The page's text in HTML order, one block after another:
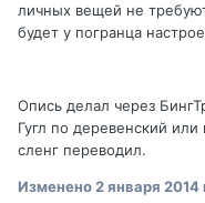
личных вещей не
будет у погранца
Опись делал через
Гугл по деревенский
сленг переводил.
Изменено2 января 2014